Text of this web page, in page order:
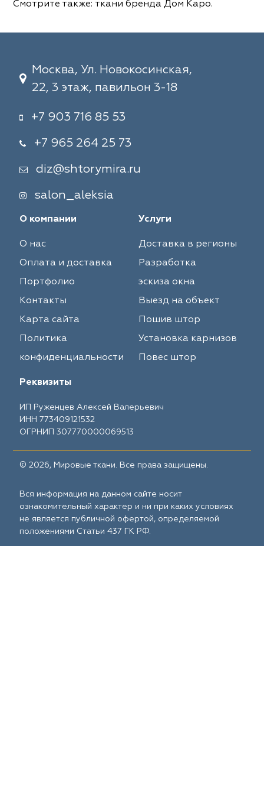
Смотрите также: ткани бренда Дом Каро.
Москва, Ул. Новокосинская,
22, 3 этаж, павильон 3-18
+7 903 716 85 53
+7 965 264 25 73
diz@shtorymira.ru
salon_aleksia
О компании
О нас
Оплата и доставка
Портфолио
Контакты
Карта сайта
Политика
конфиденциальности
Услуги
Доставка в регионы
Разработка
эскиза окна
Выезд на объект
Пошив штор
Установка карнизов
Повес штор
Реквизиты
ИП Руженцев Алексей Валерьевич
ИНН 773409121532
ОГРНИП 307770000069513
© 2026, Мировые ткани. Все права защищены.
Вся информация на данном сайте носит
ознакомительный характер и ни при каких условиях
не является публичной офертой, определяемой
положениями Статьи 437 ГК РФ.